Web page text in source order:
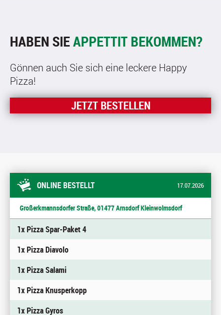
HABEN SIEAPPETTIT BEKOMMEN?
Gönnen auch Sie sich eine leckere Happy
Pizza!
JETZT BESTELLEN
ONLINE BESTELLT 17.07.2026
Großerkmannsdorfer Straße, 01477 Arnsdorf Kleinwolmsdorf
1x Pizza Spar-Paket 4
1x Pizza Diavolo
1x Pizza Salami
1x Pizza Knusperkopp
1x Pizza Gyros